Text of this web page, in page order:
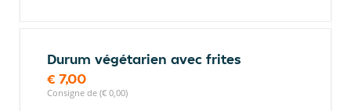
Durum végétarien avec frites
€ 7,00
Consigne de (€ 0,00)